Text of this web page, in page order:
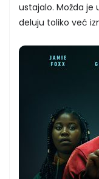
ustajalo. Možda je
deluju toliko već